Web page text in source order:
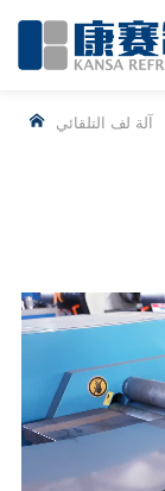
آلة لف التلقائي